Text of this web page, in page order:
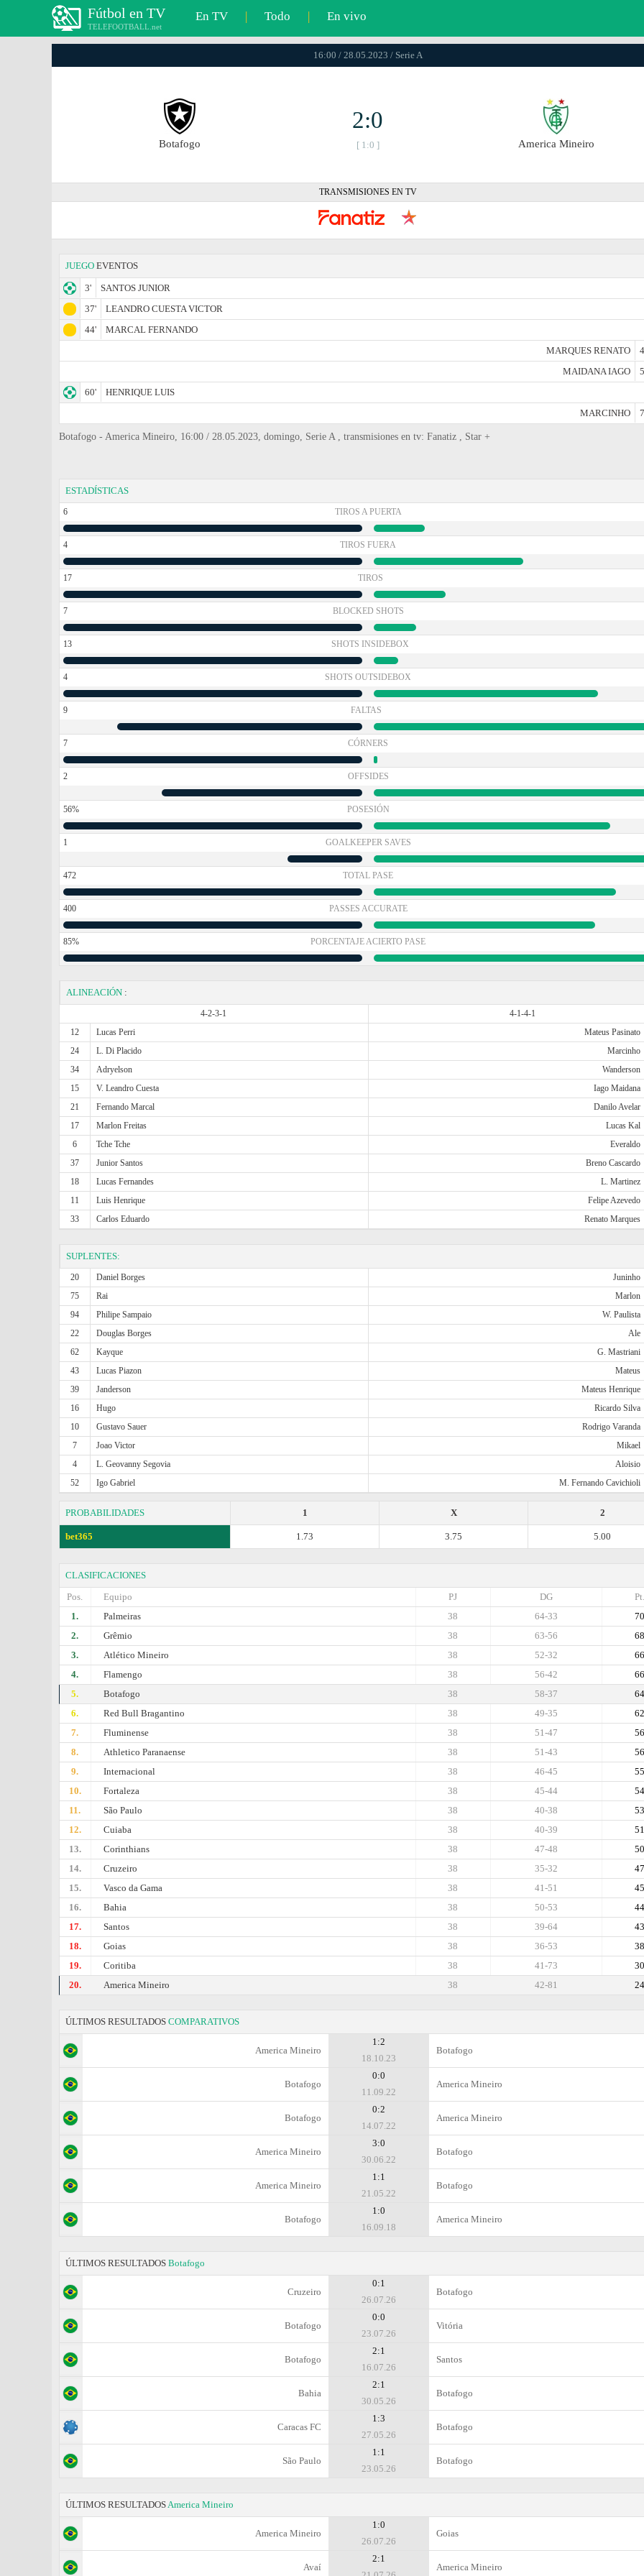
Fútbol en TV
TELEFOOTBALL.net
En TV | Todo | En vivo
16:00 / 28.05.2023 / Serie A
Botafogo
2:0
[ 1:0 ] Amеrica Mineiro
TRANSMISIONES EN TV
JUEGO EVENTOS
3'
SANTOS JUNIOR
37'
LEANDRO CUESTA VICTOR
44'
MARCAL FERNANDO
MARQUES RENATO
MAIDANA IAGO
60'
HENRIQUE LUIS
MARCINHO
Botafogo - Amеrica Mineiro, 16:00 / 28.05.2023, domingo, Serie A , transmisiones en tv: Fanatiz , Star +
ESTADÍSTICAS
6 TIROS A PUERTA
4 TIROS FUERA
17 TIROS
7 BLOCKED SHOTS
13 SHOTS INSIDEBOX
4 SHOTS OUTSIDEBOX
9 FALTAS
7 CÓRNERS
2 OFFSIDES
56% POSESIÓN
1 GOALKEEPER SAVES
472 TOTAL PASE
400 PASSES ACCURATE
85% PORCENTAJE ACIERTO PASE
ALINEACIÓN :
4-2-3-1
4-1-4-1
12
Lucas Perri Mateus Pasinato
24
L. Di Placido Marcinho
34
Adryelson Wanderson
15
V. Leandro Cuesta Iago Maidana
21
Fernando Marcal Danilo Avelar
17
Marlon Freitas Lucas Kal
6
Tche Tche Everaldo
37
Junior Santos Breno Cascardo
18
Lucas Fernandes L. Martinez
11
Luis Henrique Felipe Azevedo
33
Carlos Eduardo Renato Marques
SUPLENTES:
20 Daniel Borges Juninho
75
Rai Marlon
94
Philipe Sampaio W. Paulista
22
Douglas Borges Ale
62
Kayque G. Mastriani
43
Lucas Piazon Mateus
39
Janderson Mateus Henrique
16
Hugo Ricardo Silva
10
Gustavo Sauer Rodrigo Varanda
7
Joao Victor Mikael
4
L. Geovanny Segovia Aloisio
52
Igo Gabriel M. Fernando Cavichioli
PROBABILIDADES 2
X
1
bet365 5.00
3.75
1.73
CLASIFICACIONES
Pos.
Equipo Pt.
DG
PJ
1.
Palmeiras 70
64-33
38
2.
Grêmio 68
63-56
38
3.
Atlético Mineiro 66
52-32
38
4.
Flamengo 66
56-42
38
5.
Botafogo 64
58-37
38
6.
Red Bull Bragantino 62
49-35
38
7.
Fluminense 56
51-47
38
8.
Athletico Paranaense 56
51-43
38
9.
Internacional 55
46-45
38
10.
Fortaleza 54
45-44
38
11.
São Paulo 53
40-38
38
12.
Cuiaba 51
40-39
38
13.
Corinthians 50
47-48
38
14.
Cruzeiro 47
35-32
38
15.
Vasco da Gama 45
41-51
38
16.
Bahia 44
50-53
38
17.
Santos 43
39-64
38
18.
Goias 38
36-53
38
19.
Coritiba 30
41-73
38
20.
Amеrica Mineiro 24
42-81
38
ÚLTIMOS RESULTADOS COMPARATIVOS
Amеrica Mineiro
1:2
18.10.23
Botafogo
Botafogo
0:0
11.09.22
Amеrica Mineiro
Botafogo
0:2
14.07.22
Amеrica Mineiro
Amеrica Mineiro
3:0
30.06.22
Botafogo
Amеrica Mineiro
1:1
21.05.22
Botafogo
Botafogo
1:0
16.09.18
Amеrica Mineiro
ÚLTIMOS RESULTADOS Botafogo
Cruzeiro
0:1
26.07.26
Botafogo
Botafogo
0:0
23.07.26
Vitória
Botafogo
2:1
16.07.26
Santos
Bahia
2:1
30.05.26
Botafogo
Caracas FC
1:3
27.05.26
Botafogo
São Paulo
1:1
23.05.26
Botafogo
ÚLTIMOS RESULTADOSAmеrica Mineiro
Amеrica Mineiro
1:0
26.07.26
Goias
Avaí
2:1
Amеrica Mineiro